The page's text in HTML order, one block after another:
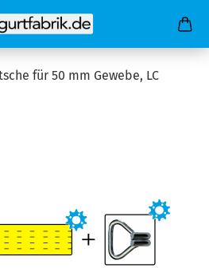
für 50 mm Gewebe, LC